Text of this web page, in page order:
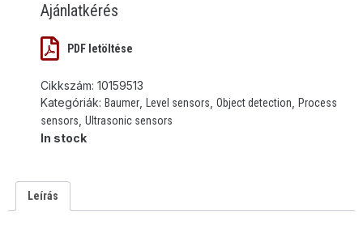
Ajánlatkérés
PDF letöltése
Cikkszám: 10159513
Kategóriák: Baumer Level sensors Object detection
Process
sensors Ultrasonic sensors
In stock
Leírás